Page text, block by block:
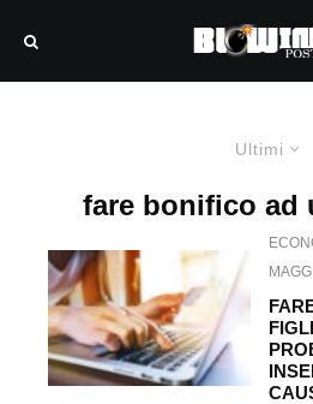
Ultimi
fare bonifico ad